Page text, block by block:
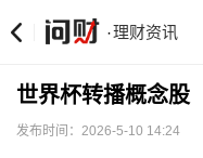
·理财资讯
世界杯转播概念股
发布时间：2026-5-10 14:24